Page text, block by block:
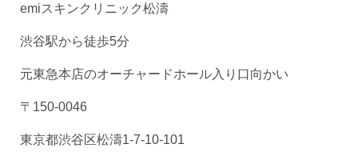
emiスキンクリニック松濤
渋谷駅から徒歩5分
元東急本店のオーチャードホール入り口向かい
〒150-0046
東京都渋谷区松濤1-7-10-101